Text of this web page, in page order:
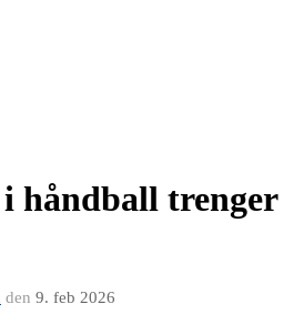
håndball trenger
den 9. feb 2026